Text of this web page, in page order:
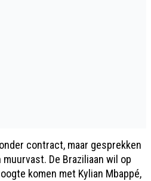
contract, maar gesprekken
De Braziliaan wil op
komen met Kylian Mbappé,